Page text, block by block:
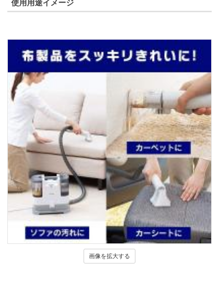
使用用途イメージ
画像を拡大する